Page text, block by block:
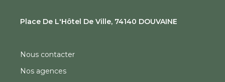
Place De L'Hôtel De Ville, 74140 DOUVAINE
Nous contacter
Nos agences